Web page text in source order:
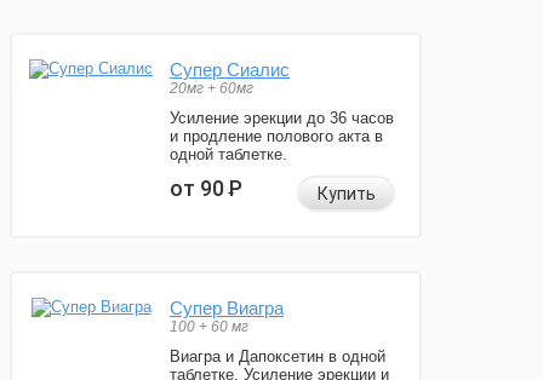
Супер Сиалис
20мг + 60мг
Усиление эрекции до 36 часов
и продление полового акта в
одной таблетке.
от 90Р Купить
Супер Виагра
100 + 60 мг
Виагра и Дапоксетин в одной
таблетке. Усиление эрекции и